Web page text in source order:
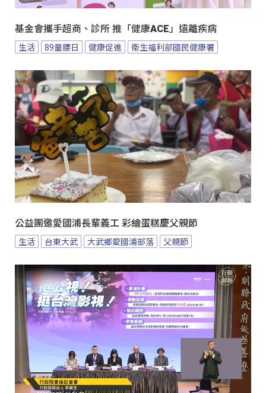
基金會攜手超商、診所 推「健康ACE」遠離疾病
生活 89量腰日 健康促進 衛生福利部國民健康署
公益團邀愛國浦長輩義工 彩繪蛋糕慶父親節
生活 台東大武 大武鄉愛國浦部落 父親節